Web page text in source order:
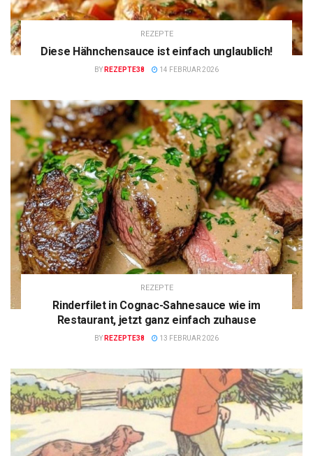
REZEPTE
Diese Hähnchensauce ist einfach unglaublich!
BY REZEPTE38 14 FEBRUAR 2026
REZEPTE
Rinderfilet in Cognac-Sahnesauce wie im
Restaurant, jetzt ganz einfach zuhause
BY REZEPTE38 13 FEBRUAR 2026